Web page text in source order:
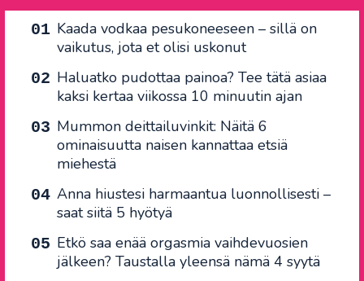
Kaada vodkaa pesukoneeseen – sillä on
vaikutus, jota et olisi uskonut
Haluatko pudottaa painoa? Tee tätä asiaa
kaksi kertaa viikossa 10 minuutin ajan
Mummon deittailuvinkit: Näitä 6
ominaisuutta naisen kannattaa etsiä
miehestä
Anna hiustesi harmaantua luonnollisesti –
saat siitä 5 hyötyä
Etkö saa enää orgasmia vaihdevuosien
jälkeen? Taustalla yleensä nämä 4 syytä